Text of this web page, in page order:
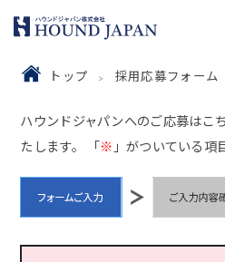
トップ 採用応募フォーム
ハウンドジャパンへのご応募はこ
たします。 「※ 」がついている項